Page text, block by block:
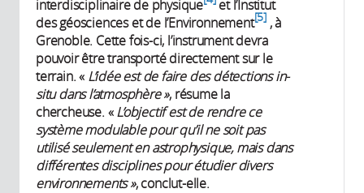
interdisciplinaire de physique
et l’Institut
des géosciences et de l’Environnement 5 , à
Grenoble. Cette fois-ci, l’instrument devra
pouvoir être transporté directement sur le
terrain. « L’idée est de faire des détections in-
situ dans l’atmosphère », résume la
chercheuse. «L’objectif est de rendre ce
système modulable pour qu’il ne soit pas
utilisé seulement en astrophysique, mais dans
différentes disciplines pour étudier divers
environnements », conclut-elle.